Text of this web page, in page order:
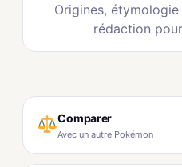
Origines,
rédaction
Comparer
Avec un autre Pokémon